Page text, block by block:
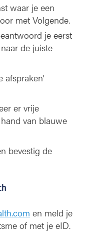
waar je een
met Volgende.
je eerst
de juiste
afspraken'
er vrije
van blauwe
bevestig de
en meld je
of met je eID.